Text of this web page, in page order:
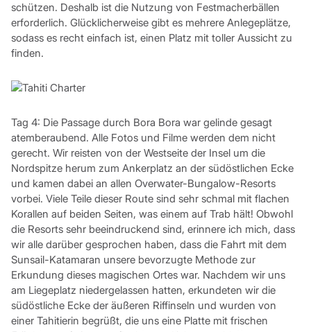
schützen. Deshalb ist die Nutzung von Festmacherbällen
erforderlich. Glücklicherweise gibt es mehrere Anlegeplätze,
sodass es recht einfach ist, einen Platz mit toller Aussicht zu
finden.
Tag 4: Die Passage durch Bora Bora war gelinde gesagt
atemberaubend. Alle Fotos und Filme werden dem nicht
gerecht. Wir reisten von der Westseite der Insel um die
Nordspitze herum zum Ankerplatz an der südöstlichen Ecke
und kamen dabei an allen Overwater-Bungalow-Resorts
vorbei. Viele Teile dieser Route sind sehr schmal mit flachen
Korallen auf beiden Seiten, was einem auf Trab hält! Obwohl
die Resorts sehr beeindruckend sind, erinnere ich mich, dass
wir alle darüber gesprochen haben, dass die Fahrt mit dem
Sunsail-Katamaran unsere bevorzugte Methode zur
Erkundung dieses magischen Ortes war. Nachdem wir uns
am Liegeplatz niedergelassen hatten, erkundeten wir die
südöstliche Ecke der äußeren Riffinseln und wurden von
einer Tahitierin begrüßt, die uns eine Platte mit frischen